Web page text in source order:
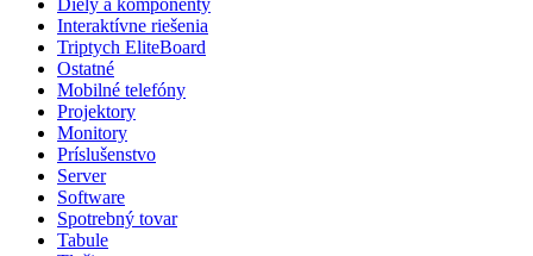
Diely a komponenty
Interaktívne riešenia
Triptych EliteBoard
Ostatné
Mobilné telefóny
Projektory
Monitory
Príslušenstvo
Server
Software
Spotrebný tovar
Tabule